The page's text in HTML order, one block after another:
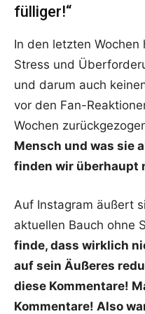
fülliger!“
In den letzten
Stress und
und darum auch
vor den Fan-
Wochen
Mensch und was sie
finden wir überhaupt
Auf Instagram äußert
aktuellen Bauch ohne
finde, dass wirklich
auf sein Äußeres
diese Kommentare!
Kommentare! Also